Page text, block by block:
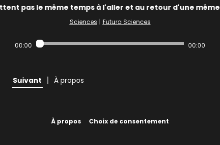
pas le même temps à l'aller et au retour d'une
Sciences | Futura Sciences
00:00 00:00
Suivant | À propos
À propos Choix de consentement